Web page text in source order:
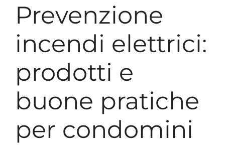
Prevenzione
incendi elettrici:
prodotti e
buone pratiche
per condomini